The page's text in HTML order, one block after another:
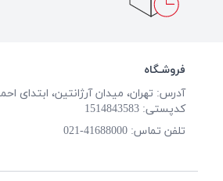
فروشـگاه
آدرس: تهران، میدان آرژانتین، ابتدای احمد
کدپستی: 1514843583
تلفن تماس: 41688000-021